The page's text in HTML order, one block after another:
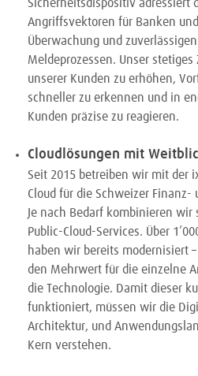
Sicherheitsdispositiv adressiert
Angriffsvektoren für Banken
Überwachung und
Meldeprozessen. Unser stetiges
unserer Kunden zu erhöhen,
schneller zu erkennen und in
Kunden präzise zu reagieren.
Cloudlösungen mit
Seit 2015 betreiben wir mit der
Cloud für die Schweizer Finanz-
Je nach Bedarf kombinieren
Public-Cloud-Services. Über
haben wir bereits modernisiert
den Mehrwert für die einzelne
die Technologie. Damit dieser
funktioniert, müssen wir die
Architektur, und
Kern verstehen.